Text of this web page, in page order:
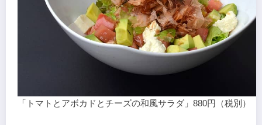
「トマトとアボカドとチーズの和風サラダ」880円（税別）